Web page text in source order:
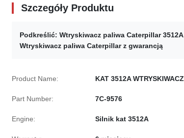
Szczegóły Produktu
Podkreślić: Wtryskiwacz paliwa Caterpillar 3512A
Wtryskiwacz paliwa Caterpillar z gwarancją
Product Name: KAT 3512A WTRYSKIWACZ
Part Number: 7C-9576
Engine: Silnik kat 3512A